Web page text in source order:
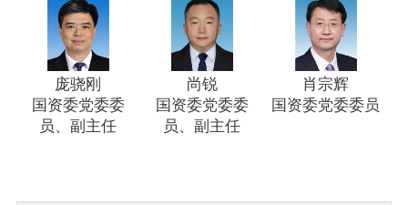
庞骁刚
国资委党委委
员、副主任
尚锐
国资委党委委
员、副主任
肖宗辉
国资委党委委员